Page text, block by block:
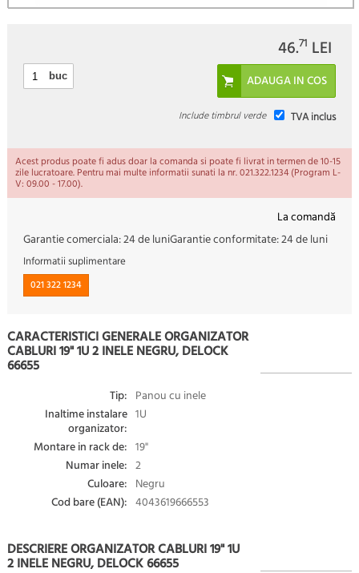
46.71 LEI
buc
TVA inclus
Include timbrul verde
Acest produs poate fi adus doar la comanda si poate fi livrat in termen de 10-15
zile lucratoare. Pentru mai multe informatii sunati la nr. 021.322.1234 (Program L-
V: 09.00 - 17.00).
La comandă
Garantie comerciala:24 de luniGarantie conformitate:24 de luni
Informatii suplimentare
021 322 1234
CARACTERISTICI GENERALE ORGANIZATOR
CABLURI 19" 1U 2 INELE NEGRU, DELOCK
66655
Tip: Panou cu inele
Inaltime instalare
organizator:
1U
Montare in rack de: 19"
Numar inele: 2
Culoare: Negru
Cod bare (EAN): 4043619666553
DESCRIERE ORGANIZATOR CABLURI 19" 1U
2 INELE NEGRU, DELOCK 66655